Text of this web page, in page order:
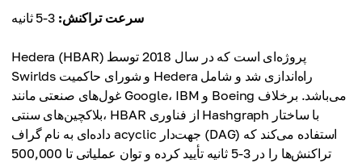
سرعت تراکنش: 3-5 ثانیه
Hedera (HBAR) پروژه‌ای است که در سال 2018 توسط
Swirlds و شورای حاکمیت Hedera راه‌اندازی شد و شامل
غول‌های صنعتی مانند Google، IBM و Boeing می‌باشد. برخلاف
بلاکچین‌های سنتی، HBAR از فناوری Hashgraph با ساختار
داده‌ای به نام گراف acyclic جهت‌دار (DAG) استفاده می‌کند که
تراکنش‌ها را در 3-5 ثانیه تأیید کرده و توان عملیاتی تا 500,000